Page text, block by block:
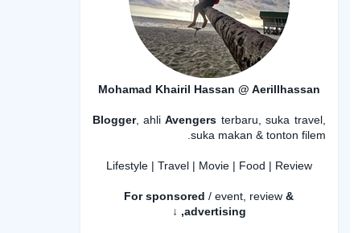
Mohamad Khairil Hassan @ Aerillhassan
Blogger, ahliAvengers terbaru, suka travel,
suka makan & tonton filem.
Lifestyle | Travel | Movie | Food | Review
For sponsored / event, review &
advertising,
↓